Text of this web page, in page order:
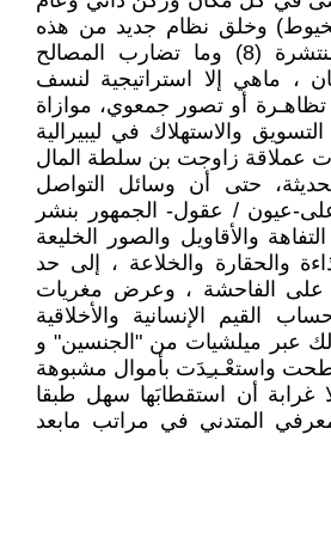
وخلق نظام جديد من هذه
الفوضى السائدة والمنتشرة (8) وما تضارب المصالح
، ماهي إلا استراتيجية لنسف
تظاهـرة أو تصور جمعوي، موازاة
والاستهلاك في ليبيرالية
عملاقة زاوجت بن سلطة المال
الحديثة، حتى أن وسائل التواصل
عيون / عقول- الجمهور بنشر
والأقاويل والصور الخليعة
والحقارة والخلاعة ، إلى حد
على الفاحشة ، وعرض مغريات
القيم الإنسانية والأخلاقية
وذلك عبر ميلشيات من "الجنسين" و
واستعْـبـِدَت بأموال مشبوهة
غرابة أن استقطابَها سهل طبقا
المتدني في مراتب مابعد